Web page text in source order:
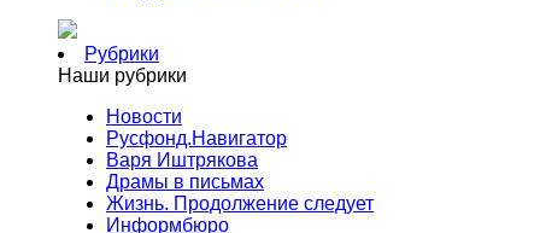
Рубрики
Наши рубрики
Новости
Русфонд.Навигатор
Варя Иштрякова
Драмы в письмах
Жизнь. Продолжение следует
Информбюро